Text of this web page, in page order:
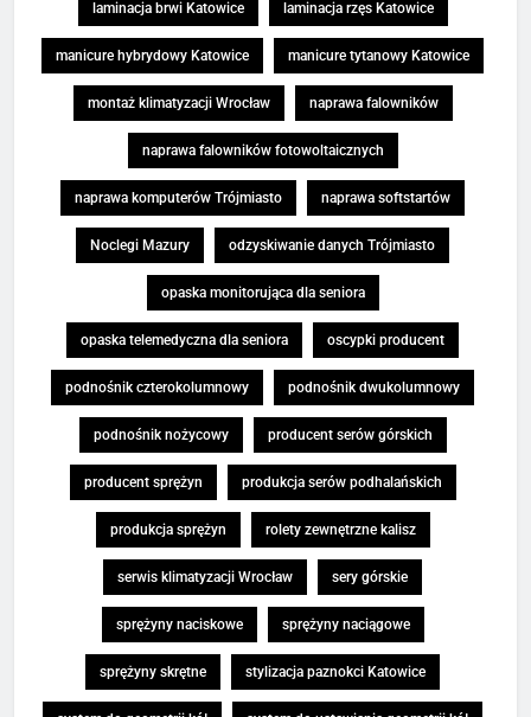
laminacja brwi Katowice laminacja rzęs Katowice
manicure hybrydowy Katowice manicure tytanowy Katowice
montaż klimatyzacji Wrocław naprawa falowników
naprawa falowników fotowoltaicznych
naprawa komputerów Trójmiasto naprawa softstartów
Noclegi Mazury odzyskiwanie danych Trójmiasto
opaska monitorująca dla seniora
opaska telemedyczna dla seniora oscypki producent
podnośnik czterokolumnowy podnośnik dwukolumnowy
podnośnik nożycowy producent serów górskich
producent sprężyn produkcja serów podhalańskich
produkcja sprężyn rolety zewnętrzne kalisz
serwis klimatyzacji Wrocław sery górskie
sprężyny naciskowe sprężyny naciągowe
sprężyny skrętne stylizacja paznokci Katowice